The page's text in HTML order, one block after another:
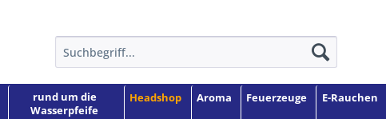
rund um die
Wasserpfeife
Headshop Aroma Feuerzeuge E-Rauchen